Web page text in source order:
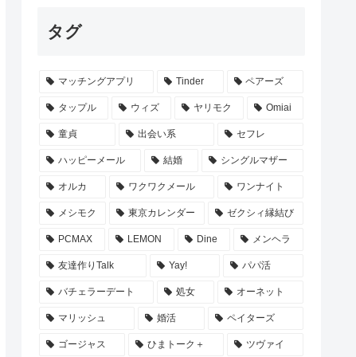
タグ
マッチングアプリ Tinder ペアーズ
タップル ウィズ ヤリモク Omiai
童貞 出会い系 セフレ
ハッピーメール 結婚 シングルマザー
オルカ ワクワクメール ワンナイト
メシモク 東京カレンダー ゼクシィ縁結び
PCMAX LEMON Dine メンヘラ
友達作りTalk Yay! パパ活
バチェラーデート 処女 オーネット
マリッシュ 婚活 ペイターズ
ゴージャス ひまトーク＋ ツヴァイ